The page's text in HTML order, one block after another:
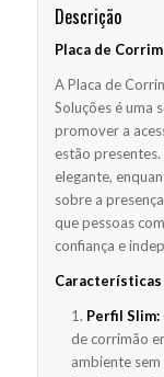
Descrição
Placa de
A Placa de
Soluções é uma
promover a
estão
elegante,
sobre a
que pessoas
confiança e
Perfil Slim:
de corrimão
ambiente